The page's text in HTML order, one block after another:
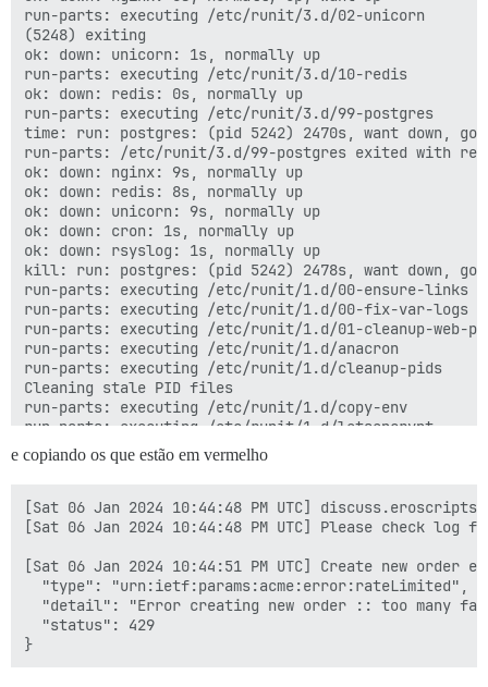
run-parts: executing /etc/runit/3.d/02-unicorn
(5248) exiting
ok: down: unicorn: 1s, normally up
run-parts: executing /etc/runit/3.d/10-redis
ok: down: redis: 0s, normally up
run-parts: executing /etc/runit/3.d/99-postgres
time: run: postgres: (pid 5242) 2470s, want down, got
run-parts: /etc/runit/3.d/99-postgres exited with
ok: down: nginx: 9s, normally up
ok: down: redis: 8s, normally up
ok: down: unicorn: 9s, normally up
ok: down: cron: 1s, normally up
ok: down: rsyslog: 1s, normally up
kill: run: postgres: (pid 5242) 2478s, want down, got
run-parts: executing /etc/runit/1.d/00-ensure-links
run-parts: executing /etc/runit/1.d/00-fix-var-logs
run-parts: executing /etc/runit/1.d/01-cleanup-web-
run-parts: executing /etc/runit/1.d/anacron
run-parts: executing /etc/runit/1.d/cleanup-pids
Cleaning stale PID files
run-parts: executing /etc/runit/1.d/copy-env
run-parts: executing /etc/runit/1.d/letsencrypt
[Sat 06 Jan 2024 10:44:40 PM UTC] Using CA:
[Sat 06 Jan 2024 10:44:40 PM UTC] Single
[Sat 06 Jan 2024 10:44:43 PM UTC] Getting webroot
[Sat 06 Jan 2024 10:44:43 PM UTC] Verifying:
[Sat 06 Jan 2024 10:44:48 PM UTC]
[Sat 06 Jan 2024 10:44:48 PM UTC] Please check
Can't open ca.cer for reading, No such file or
139736654603584:error:02001002:system
139736654603584:error:2006D080:BIO
e copiando os que estão em vermelho
[Sat 06 Jan 2024 10:44:48 PM UTC]
[Sat 06 Jan 2024 10:44:48 PM UTC] Please check
[Sat 06 Jan 2024 10:44:51 PM UTC] Create new
  "type": "urn:ietf:params:acme:error:rateLimited",
"detail": "Error creating new order :: too many
  "status": 429